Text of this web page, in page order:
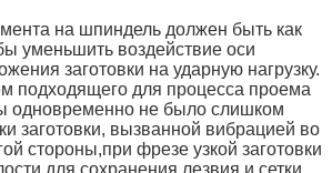
на шпиндель должен быть как
уменьшить воздействие оси
заготовки на ударную нагрузку.
подходящего для процесса проема
одновременно не было слишком
заготовки, вызванной вибрацией во
стороны,при фрезе узкой заготовки
для сохранения лезвия и сетки